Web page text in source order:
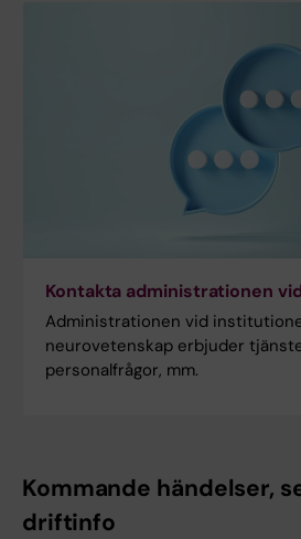
Kontakta administrationen vid
Administrationen vid
neurovetenskap erbjuder
personalfrågor, mm.
Kommande händelser,
driftinfo